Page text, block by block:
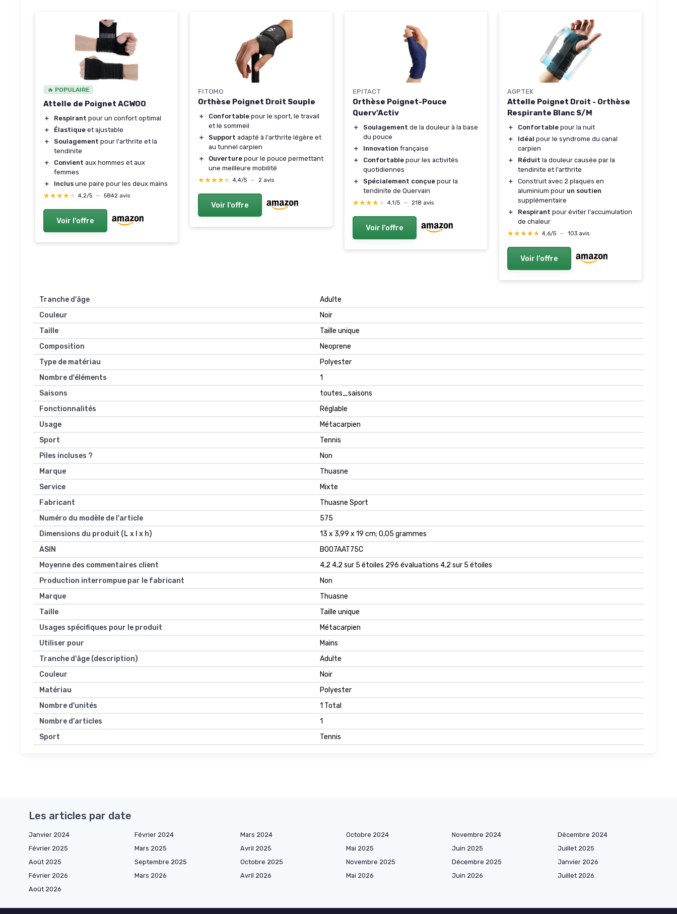
🔥 POPULAIRE
Attelle de Poignet ACWOO
＋ Respirant pour un confort optimal
＋
Élastique et ajustable
＋
Soulagement pour l'arthrite et la
tendinite
＋
Convient aux hommes et aux
femmes
＋
Inclus une paire pour les deux mains
★★★★★
★★★★★ 4,2/5 — 5842 avis
Voir l'offre
FITOMO
Orthèse Poignet Droit Souple
＋ Confortable pour le sport, le travail
et le sommeil
＋
Support adapté à l'arthrite légère et
au tunnel carpien
＋
Ouverture pour le pouce permettant
une meilleure mobilité
★★★★★
★★★★★ 4,4/5 — 2 avis
Voir l'offre
EPITACT
Orthèse Poignet-Pouce
Querv'Activ
＋ Soulagement de la douleur à la base
du pouce
＋
Innovation française
＋
Confortable pour les activités
quotidiennes
＋
Spécialement conçue pour la
tendinite de Quervain
★★★★★
★★★★★ 4,1/5 — 218 avis
Voir l'offre
AGPTEK
Attelle Poignet Droit - Orthèse
Respirante Blanc S/M
＋ Confortable pour la nuit
＋
Idéal pour le syndrome du canal
carpien
＋
Réduit la douleur causée par la
tendinite et l'arthrite
＋
Construit avec 2 plaques en
aluminium pour un soutien
supplémentaire
＋
Respirant pour éviter l'accumulation
de chaleur
★★★★★
★★★★★ 4,6/5 — 103 avis
Voir l'offre
Tranche d'âge
‎Adulte
Couleur
‎Noir
Taille
‎Taille unique
Composition
‎Neoprene
Type de matériau
‎Polyester
Nombre d'éléments
‎1
Saisons
‎toutes_saisons
Fonctionnalités
‎Réglable
Usage
‎Métacarpien
Sport
‎Tennis
Piles incluses ?
‎Non
Marque
‎Thuasne
Service
‎Mixte
Fabricant
‎Thuasne Sport
Numéro du modèle de l'article
‎575
Dimensions du produit (L x l x h)
‎13 x 3,99 x 19 cm; 0,05 grammes
ASIN
‎B007AAT75C
Moyenne des commentaires client
4,2 4,2 sur 5 étoiles 296 évaluations 4,2 sur 5 étoiles
Production interrompue par le fabricant
Non
Marque
Thuasne
Taille
Taille unique
Usages spécifiques pour le produit
Métacarpien
Utiliser pour
Mains
Tranche d'âge (description)
Adulte
Couleur
Noir
Matériau
Polyester
Nombre d'unités
1 Total
Nombre d'articles
1
Sport
Tennis
Les articles par date
Janvier 2024 Février 2024 Mars 2024 Octobre 2024 Novembre 2024
Décembre 2024
Février 2025
Mars 2025 Avril 2025 Mai 2025 Juin 2025
Juillet 2025
Août 2025
Septembre 2025 Octobre 2025 Novembre 2025 Décembre 2025
Janvier 2026
Février 2026
Mars 2026 Avril 2026 Mai 2026 Juin 2026
Juillet 2026
Août 2026